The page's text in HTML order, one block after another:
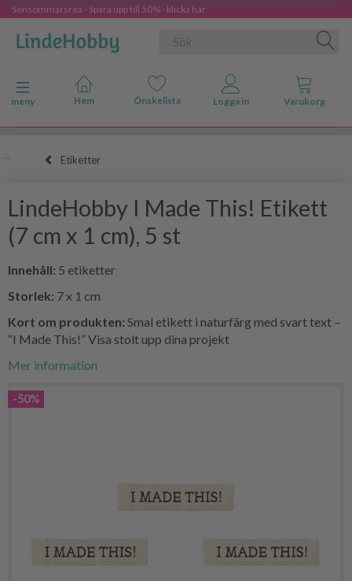
Sensommarsrea - Spara upp till 50% - klicka här
Ändra navigering
meny
Etiketter
LindeHobby I Made This! Etikett
(7 cm x 1 cm), 5 st
Innehåll: 5 etiketter
Storlek: 7 x 1 cm
Kort om produkten: Smal etikett i naturfärg med svart text –
“I Made This!” Visa stolt upp dina projekt
Mer information
-50%